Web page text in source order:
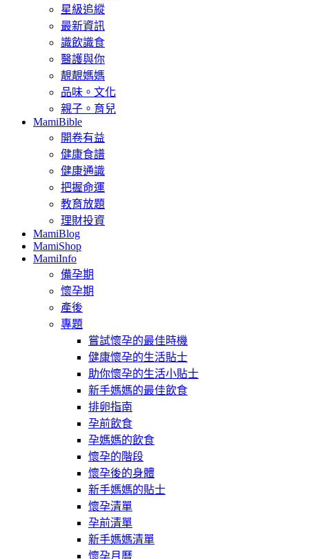
星級追縱
最新資訊
識飲識食
醫護與你
靚靚媽媽
品味。文化
親子。育兒
MamiBible
開卷有益
健康食譜
健康通識
把握命運
教育放題
理財投資
MamiBlog
MamiShop
MamiInfo
備孕期
懷孕期
產後
專題
嘗試懷孕的最佳時機
健康懷孕的生活貼士
助你懷孕的生活小貼士
新手媽媽的最佳飲食
排卵指南
孕前飲食
孕媽媽的飲食
懷孕的階段
懷孕後的身體
新手媽媽的貼士
懷孕清單
孕前清單
新手媽媽清單
懷孕月曆